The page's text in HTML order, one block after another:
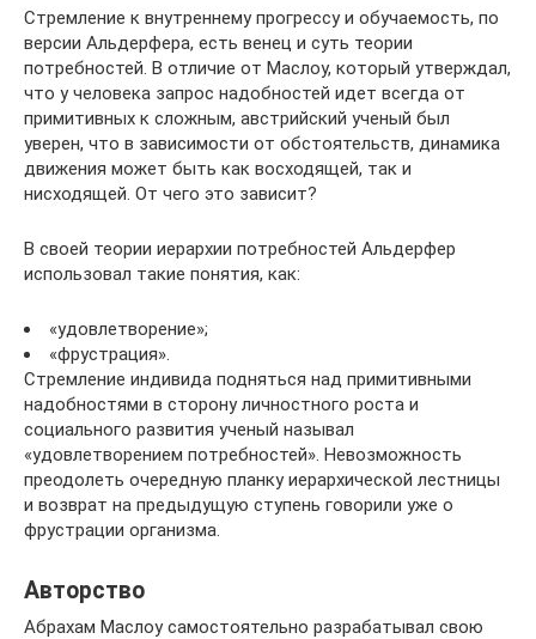
Стремление к внутреннему прогрессу и обучаемость, по
версии Альдерфера, есть венец и суть теории
потребностей. В отличие от Маслоу, который утверждал,
что у человека запрос надобностей идет всегда от
примитивных к сложным, австрийский ученый был
уверен, что в зависимости от обстоятельств, динамика
движения может быть как восходящей, так и
нисходящей. От чего это зависит?
В своей теории иерархии потребностей Альдерфер
использовал такие понятия, как:
«удовлетворение»;
«фрустрация».
Стремление индивида подняться над примитивными
надобностями в сторону личностного роста и
социального развития ученый называл
«удовлетворением потребностей». Невозможность
преодолеть очередную планку иерархической лестницы
и возврат на предыдущую ступень говорили уже о
фрустрации организма.
Авторство
Абрахам Маслоу самостоятельно разрабатывал свою